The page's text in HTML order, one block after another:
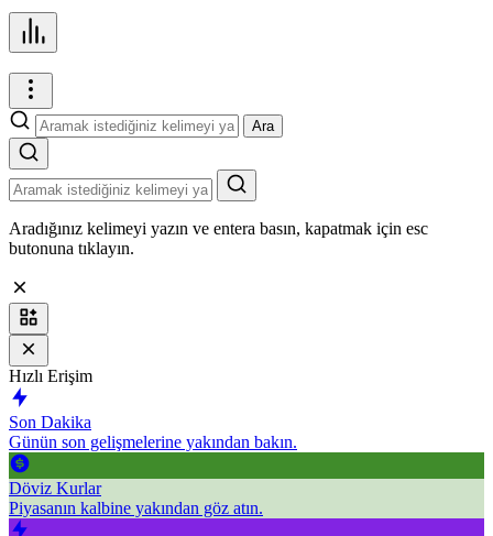
Ara
Aradığınız kelimeyi yazın ve entera basın, kapatmak için esc
butonuna tıklayın.
Hızlı Erişim
Son Dakika
Günün son gelişmelerine yakından bakın.
Döviz Kurlar
Piyasanın kalbine yakından göz atın.